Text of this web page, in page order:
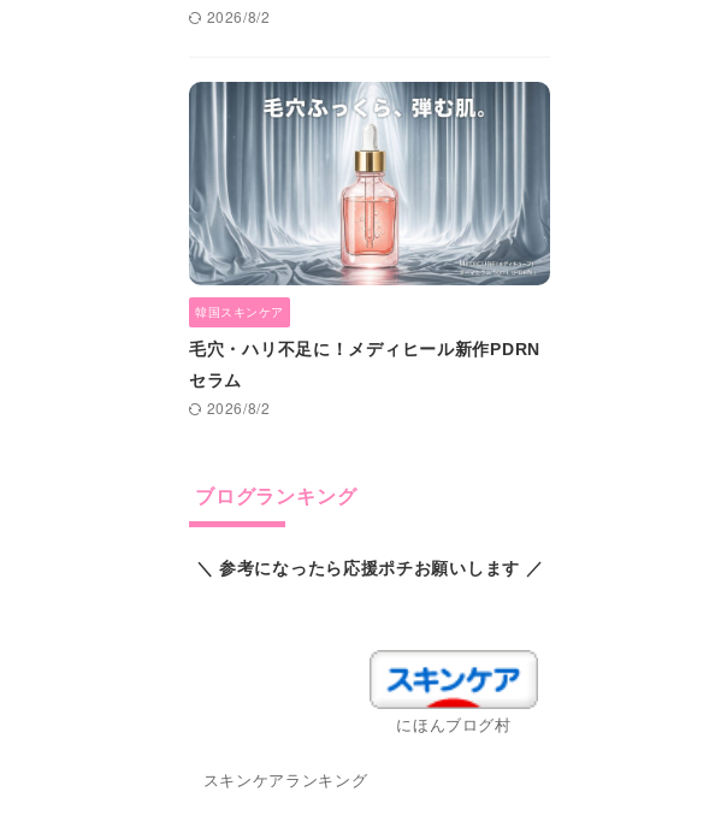
2026/8/2
韓国スキンケア
毛穴・ハリ不足に！メディヒール新作PDRN
セラム
2026/8/2
ブログランキング
＼ 参考になったら応援ポチお願いします ／
にほんブログ村